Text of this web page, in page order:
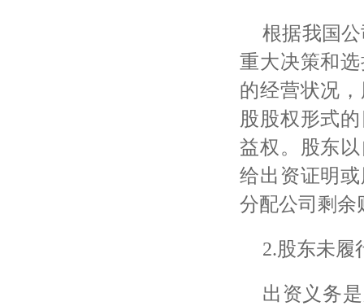
根据我国
重大决策和
的经营状况
股股权形式
益权。股东
给出资证明
分配公司剩余
2.股东未履
出资义务